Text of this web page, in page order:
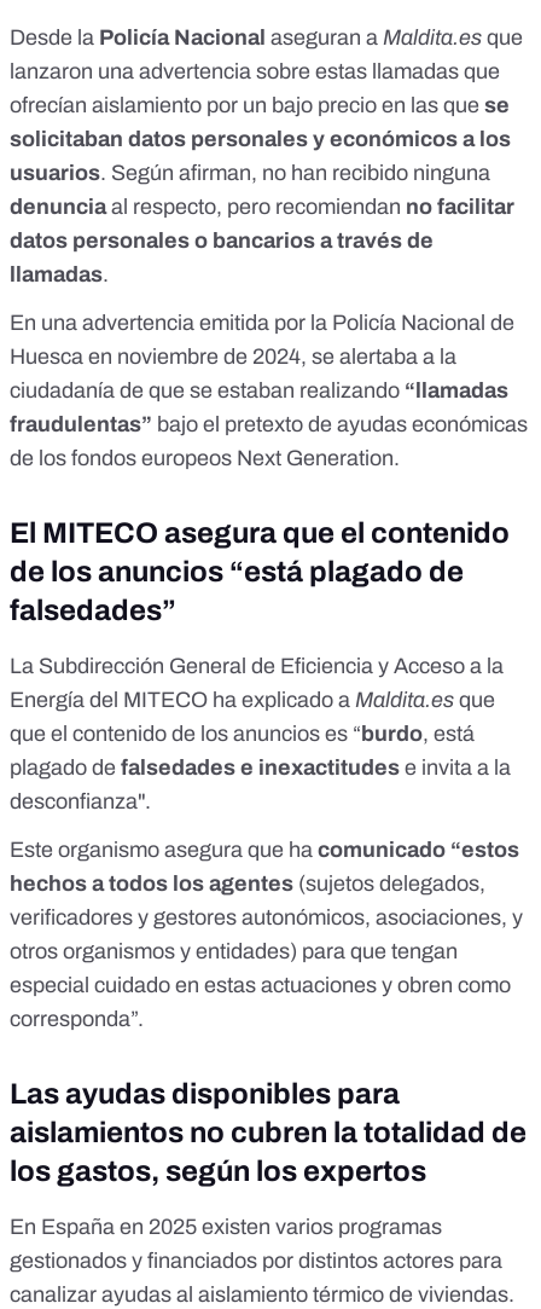
Desde la Policía Nacional aseguran a Maldita.es que
lanzaron una advertencia sobre estas llamadas que
ofrecían aislamiento por un bajo precio en las que se
solicitaban datos personales y económicos a los
usuarios. Según afirman, no han recibido ninguna
denunciaal respecto, pero recomiendan no facilitar
datos personales o bancarios a través de
llamadas.
En una advertencia emitida por la Policía Nacional de
Huesca en noviembre de 2024, se alertaba a la
ciudadanía de que se estaban realizando “llamadas
fraudulentas” bajo el pretexto de ayudas económicas
de los fondos europeos Next Generation.
El MITECO asegura que el contenido
de los anuncios “está plagado de
falsedades”
La Subdirección General de Eficiencia y Acceso a la
Energía del MITECO ha explicado a Maldita.es que
que el contenido de los anuncios es “ burdo, está
plagado de falsedades e inexactitudes e invita a la
desconfianza".
Este organismo asegura que ha comunicado “estos
hechos a todos los agentes (sujetos delegados,
verificadores y gestores autonómicos, asociaciones, y
otros organismos y entidades) para que tengan
especial cuidado en estas actuaciones y obren como
corresponda”.
Las ayudas disponibles para
aislamientos no cubren la totalidad de
los gastos, según los expertos
En España en 2025 existen varios programas
gestionados y financiados por distintos actores para
canalizar ayudas al aislamiento térmico de viviendas.